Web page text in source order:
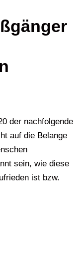
der nachfolgende
auf die Belange
sein, wie diese
ist bzw.